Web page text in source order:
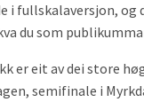
og
du som
er eit av dei store
semifinale i